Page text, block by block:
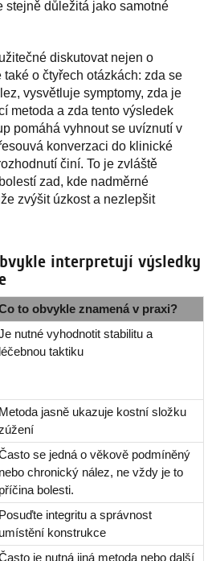
stejně důležitá jako samotné
diskutovat nejen o
o čtyřech otázkách: zda se
vysvětluje symptomy, zda je
metoda a zda tento výsledek
pomáhá vyhnout se uvíznutí v
konverzaci do klinické
činí. To je zvláště
zad, kde nadměrné
zvýšit úzkost a nezlepšit
interpretují výsledky
to obvykle znamená v praxi?
nutné vyhodnotit stabilitu a
léčebnou taktiku
Metoda jasně ukazuje kostní složku
se jedná o věkově podmíněný
nebo chronický nález, ne vždy je to
příčina bolesti.
Posuďte integritu a správnost
umístění konstrukce
je nutná jiná metoda nebo další